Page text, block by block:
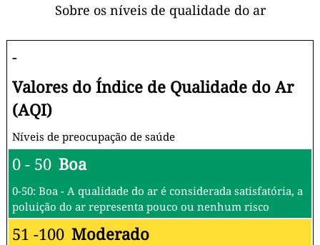
Sobre os níveis de qualidade do ar
-
Valores do Índice de Qualidade do Ar
(AQI)
Níveis de preocupação de saúde
0 - 50 Boa
0-50: Boa - A qualidade do ar é considerada satisfatória, a
poluição do ar representa pouco ou nenhum risco
51 -100 Moderado